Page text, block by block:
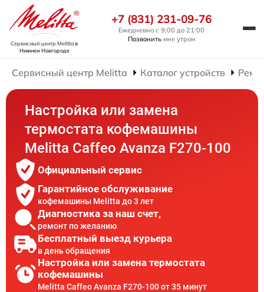
Сервисный центр Melittaв
Нижнем Новгороде
+7 (831) 231-09-76
Ежедневно с 9:00 до 21:00
Позвонить мне утром
Сервисный центр Melitta Каталог устройств
Настройка или замена
термостата кофемашины
Melitta Caffeo Avanza F270-100
Официальный сервис
Гарантийное обслуживание
кофемашины Melitta до 3 лет
Диагностика за наш счет,
ремонт по желанию
Бесплатный выезд курьера
в день обращения
Настройка или замена термостата
кофемашины
Melitta Caffeo Avanza F270-100 от 35 минут